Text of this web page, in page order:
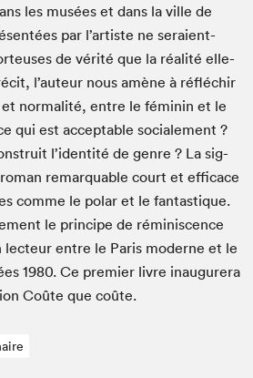
les musées et dans la ville de
par l’artiste ne seraient-
de vérité que la réal­ité elle-
l’auteur nous amène à réfléchir
nor­mal­ité, entre le féminin et le
qui est accept­able sociale­ment ?
l’identité de genre ? La sig­
remar­quable court et effi­cace
comme le polar et le fan­tas­tique.
le principe de réminis­cence
lecteur entre le Paris mod­erne et le
1980. Ce pre­mier livre inau­gur­era
Coûte que coûte.